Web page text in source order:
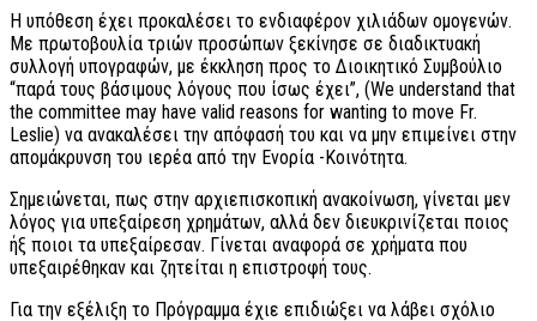
Η υπόθεση έχει προκαλέσει το ενδιαφέρον χιλιάδων ομογενών.
Με πρωτοβουλία τριών προσώπων ξεκίνησε σε διαδικτυακή
συλλογή υπογραφών, με έκκληση προς το Διοικητικό Συμβούλιο
“παρά τους βάσιμους λόγους που ίσως έχει”, (We understand that
the committee may have valid reasons for wanting to move Fr.
Leslie) να ανακαλέσει την απόφασή του και να μην επιμείνει στην
απομάκρυνση του ιερέα από την Ενορία -Κοινότητα.
Σημειώνεται, πως στην αρχιεπισκοπική ανακοίνωση, γίνεται μεν
λόγος για υπεξαίρεση χρημάτων, αλλά δεν διευκρινίζεται ποιος
ήξ ποιοι τα υπεξαίρεσαν. Γίνεται αναφορά σε χρήματα που
υπεξαιρέθηκαν και ζητείται η επιστροφή τους.
Για την εξέλιξη το Πρόγραμμα έχιε επιδιώξει να λάβει σχόλιο